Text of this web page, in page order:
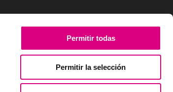
Permitir todas
Permitir la selección